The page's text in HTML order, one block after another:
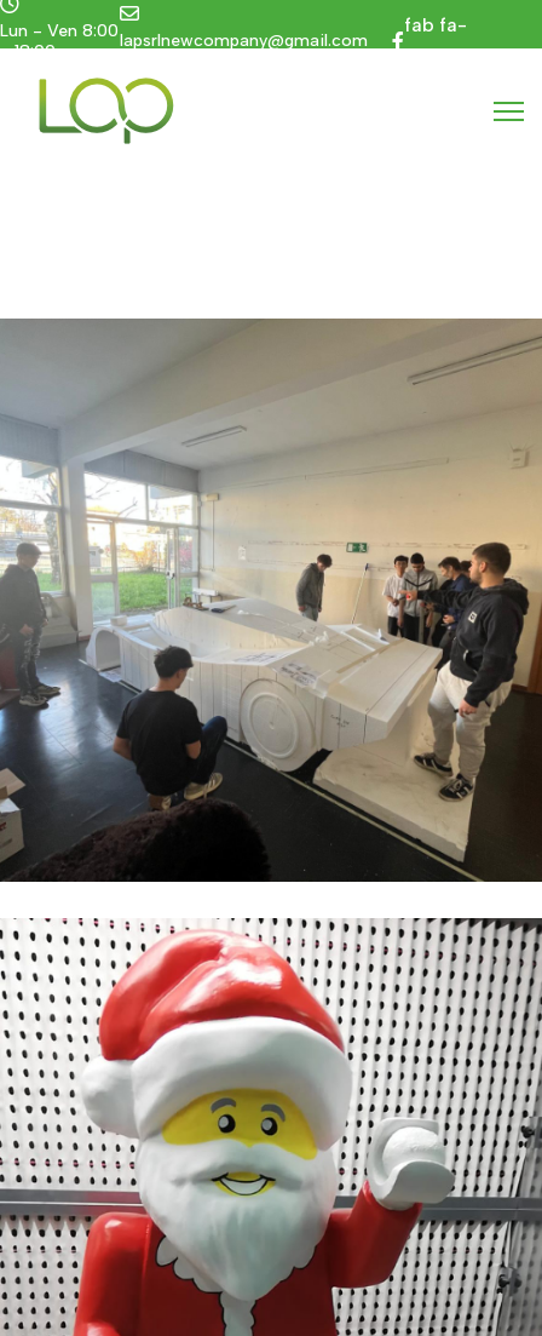
Lun - Ven 8:00
- 18:00
lapsrlnewcompany@gmail.com
fab fa-
facebook-f